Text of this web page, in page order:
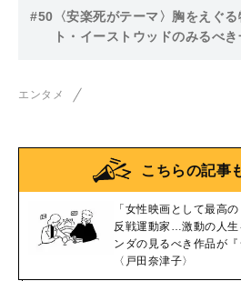
買った唯一の映画監督？
#50 〈安楽死がテーマ〉胸をえぐ
ト・イーストウッドのみるべ
エンタメ
こちらの記事
「女性映画として最高
反戦運動家…激動の人生
ンダの見るべき作品が
〈戸田奈津子〉